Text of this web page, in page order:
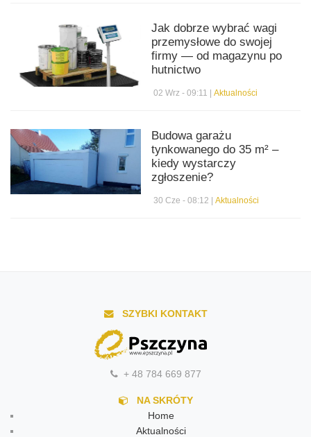
Jak dobrze wybrać wagi
przemysłowe do swojej
firmy — od magazynu po
hutnictwo
02 Wrz - 09:11 |Aktualności
Budowa garażu
tynkowanego do 35 m² –
kiedy wystarczy
zgłoszenie?
30 Cze - 08:12 |Aktualności
SZYBKI KONTAKT
+ 48 784 669 877
NA SKRÓTY
Home
Aktualności